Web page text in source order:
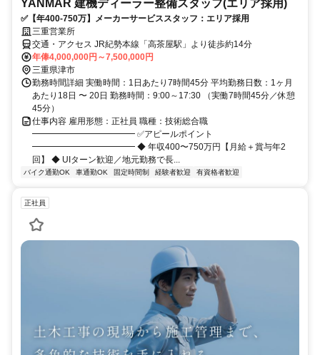
YANMAR 建機ディーラー整備スタッフ(エリア採用)
✅【年400-750万】メーカーサービススタッフ：エリア採用
三重営業所
交通・アクセス JR紀勢本線「高茶屋駅」より徒歩約14分
年俸4,000,000円～7,500,000円
三重県津市
勤務時間詳細 実働時間：1日あたり7時間45分 平均勤務日数：1ヶ月
あたり18日 〜 20日 勤務時間：9:00～17:30 （実働7時間45分／休憩
45分）
仕事内容 雇用形態：正社員 職種：技術総合職
━━━━━━━━━━━━ ✅アピールポイント
━━━━━━━━━━━━ ◆ 年収400〜750万円【月給＋賞与年2
回】 ◆ UIターン歓迎／地元勤務で長...
バイク通勤OK 車通勤OK 固定時間制 経験者歓迎 有資格者歓迎
正社員